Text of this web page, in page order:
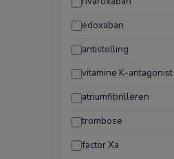
edoxaban
antistolling
vitamine K-antagonist
atriumfibrilleren
trombose
factor Xa